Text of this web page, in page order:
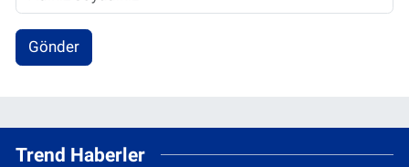
Gönder
Trend Haberler